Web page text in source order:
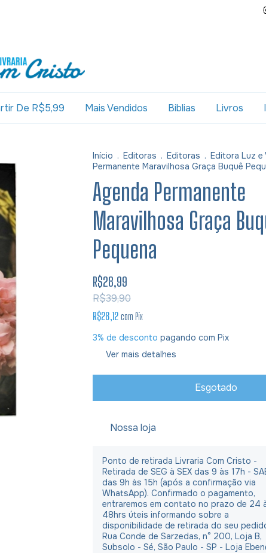
De R$5,99 Mais Vendidos Biblias Livros
Início . Editoras . Editoras . Editora Luz e
Permanente Maravilhosa Graça Buquê
Agenda Permanente
Maravilhosa Graça
Pequena
R$28,99
R$39,90
R$28,12 com Pix
3% de desconto pagando com Pix
Ver mais detalhes
Nossa loja
Ponto de retirada Livraria Com Cristo -
Retirada de SEG à SEX das 9 às 17h -
das 9h às 15h (após a confirmação via
WhatsApp). Confirmado o pagamento,
entraremos em contato no prazo de 24
48hrs úteis informando sobre a
disponibilidade de retirada do seu
Rua Conde de Sarzedas, n° 200, Loja B,
Subsolo - Sé, São Paulo - SP - Loja